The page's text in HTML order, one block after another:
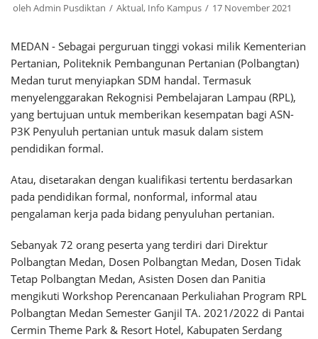
oleh Admin Pusdiktan Aktual, Info Kampus 17 November 2021
MEDAN - Sebagai perguruan tinggi vokasi milik Kementerian
Pertanian, Politeknik Pembangunan Pertanian (Polbangtan)
Medan turut menyiapkan SDM handal. Termasuk
menyelenggarakan Rekognisi Pembelajaran Lampau (RPL),
yang bertujuan untuk memberikan kesempatan bagi ASN-
P3K Penyuluh pertanian untuk masuk dalam sistem
pendidikan formal.
Atau, disetarakan dengan kualifikasi tertentu berdasarkan
pada pendidikan formal, nonformal, informal atau
pengalaman kerja pada bidang penyuluhan pertanian.
Sebanyak 72 orang peserta yang terdiri dari Direktur
Polbangtan Medan, Dosen Polbangtan Medan, Dosen Tidak
Tetap Polbangtan Medan, Asisten Dosen dan Panitia
mengikuti Workshop Perencanaan Perkuliahan Program RPL
Polbangtan Medan Semester Ganjil TA. 2021/2022 di Pantai
Cermin Theme Park & Resort Hotel, Kabupaten Serdang